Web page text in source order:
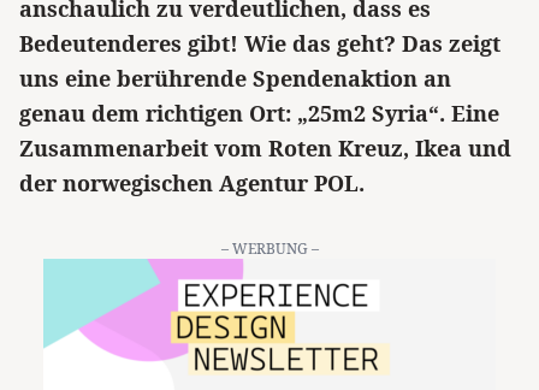
anschaulich zu verdeutlichen, dass es
Bedeutenderes gibt! Wie das geht? Das zeigt
uns eine berührende Spendenaktion an
genau dem richtigen Ort: „25m2 Syria“. Eine
Zusammenarbeit vom Roten Kreuz, Ikea und
der norwegischen Agentur POL.
– WERBUNG –